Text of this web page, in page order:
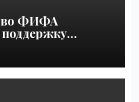
ФИФА
его
VseTime.ru